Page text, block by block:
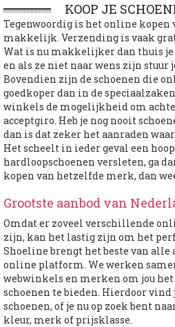
KOOP JE
Tegenwoordig is het online kopen
makkelijk. Verzending is vaak
Wat is nu makkelijker dan thuis je
en als ze niet naar wens zijn stuur
Bovendien zijn de schoenen die
goedkoper dan in de
winkels de mogelijkheid om
acceptgiro. Heb je nog nooit
dan is dat zeker het aanraden
Het scheelt in ieder geval een
hardloopschoenen versleten, ga
kopen van hetzelfde merk, dan
Grootste aanbod van
Omdat er zoveel verschillende
zijn, kan het lastig zijn om het
Shoeline brengt het beste van alle
online platform. We werken
webwinkels en merken om jou
schoenen te bieden. Hierdoor
schoenen, of je nu op zoek bent
kleur, merk of prijsklasse.